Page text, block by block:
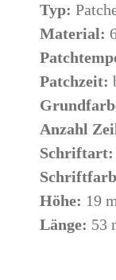
Typ:
Material:
Patchzeit:
Anzahl
Schriftart:
Höhe: 19
Länge: 53